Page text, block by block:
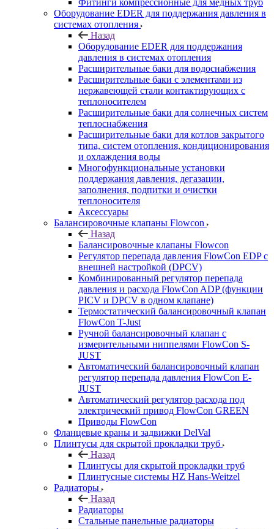
Фитинги компрессионные для медных труб
Оборудование EDER для поддержания давления в
системах отопления
Назад
Оборудование EDER для поддержания
давления в системах отопления
Расширительные баки для водоснабжения
Расширительные баки с элементами из
нержавеющей стали контактирующих с
теплоносителем
Расширительные баки для солнечных систем
теплоснабжения
Расширительные баки для котлов закрытого
типа, систем отопления, кондиционирования
и охлаждения воды
Многофункциональные установки
поддержания давления, дегазации,
заполнения, подпитки и очистки
теплоносителя
Аксессуары
Балансировочные клапаны Flowcon
Назад
Балансировочные клапаны Flowcon
Регулятор перепада давления FlowСon EDP с
внешней настройкой (DPCV)
Комбинированный регулятор перепада
давления и расхода FlowСon ADP (функции
PICV и DPCV в одном клапане)
Термостатический балансировочный клапан
FlowСon T-Just
Ручной балансировочный клапан с
измерительными ниппелями FlowСon S-
JUST
Автоматический балансировочный клапан
регулятор перепада давления FlowСon E-
JUST
Автоматический регулятор расхода под
электрический привод FlowСon GREEN
Приводы FlowCon
Фланцевые краны и задвижки DelVal
Плинтусы для скрытой прокладки труб
Назад
Плинтусы для скрытой прокладки труб
Плинтусные системы HZ Hans-Weitzel
Радиаторы
Назад
Радиаторы
Стальные панельные радиаторы